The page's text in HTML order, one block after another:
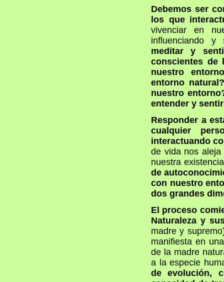
Debemos ser
los que
vivenciar en
influenciando y
meditar y
conscientes de
nuestro
entorno
nuestro
entender y
Responder a
cualquier
interactuando
de vida nos aleja
nuestra
de
con nuestro
dos grandes
El proceso
Naturaleza y
madre y
manifiesta en
de la madre
a la especie
de evolución,